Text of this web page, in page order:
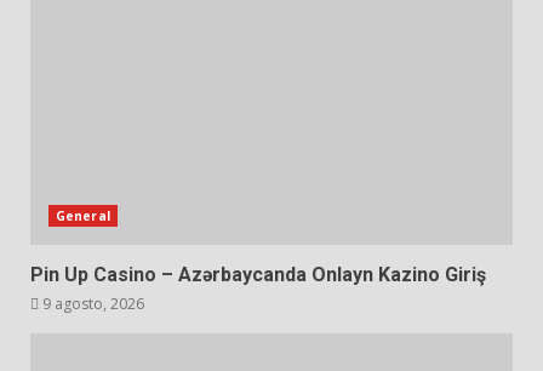
General
Pin Up Casino – Azərbaycanda Onlayn Kazino Giriş
9 agosto, 2026